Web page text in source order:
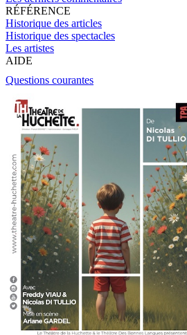
RÉFÉRENCE
Historique des articles
Historique des spectacles
Les artistes
AIDE
Questions courantes